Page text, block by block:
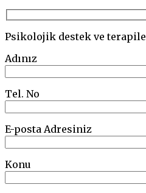
Psikolojik destek ve
Adınız
Tel. No
E-posta Adresiniz
Konu